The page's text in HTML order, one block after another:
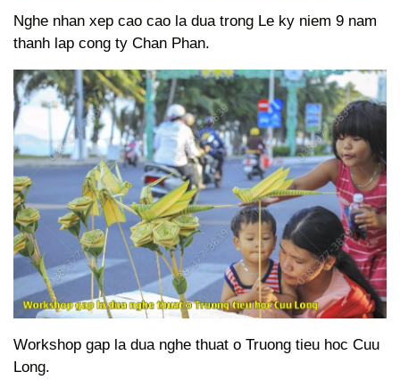
Nghe nhan xep cao cao la dua trong Le ky niem 9 nam
thanh lap cong ty Chan Phan.
Workshop gap la dua nghe thuat o Truong tieu hoc Cuu
Long.